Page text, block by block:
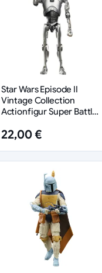
Star Wars Episode II
Vintage Collection
Actionfigur Super Battle
22,00 €